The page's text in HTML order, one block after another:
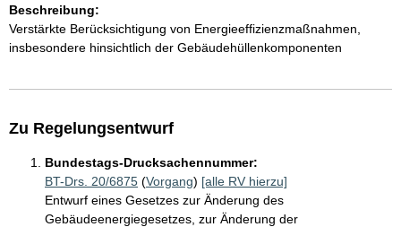
Beschreibung:
Verstärkte Berücksichtigung von Energieeffizienzmaßnahmen,
insbesondere hinsichtlich der Gebäudehüllenkomponenten
Zu Regelungsentwurf
Bundestags-Drucksachennummer:
BT-Drs. 20/6875 (Vorgang) [alle RV hierzu]
Entwurf eines Gesetzes zur Änderung des
Gebäudeenergiegesetzes, zur Änderung der